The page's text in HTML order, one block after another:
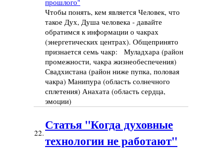
Чтобы понять, кем является Человек, что
такое Дух, Душа человека - давайте
обратимся к информации о чакрах
(энергетических центрах). Общепринято
признается семь чакр: Муладхара (район
промежности, чакра жизнеобеспечения)
Свадхистана (район ниже пупка, половая
чакра) Манипура (область солнечного
сплетения) Анахата (область сердца,
эмоции)
22. Статья "Когда духовные
технологии не работают"